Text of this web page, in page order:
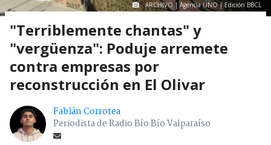
ARCHIVO | Agencia UNO | Edición BBCL
"Terriblemente chantas" y
"vergüenza": Poduje arremete
contra empresas por
reconstrucción en El Olivar
Fabián Corrotea
Periodista de Radio Bío Bío Valparaíso